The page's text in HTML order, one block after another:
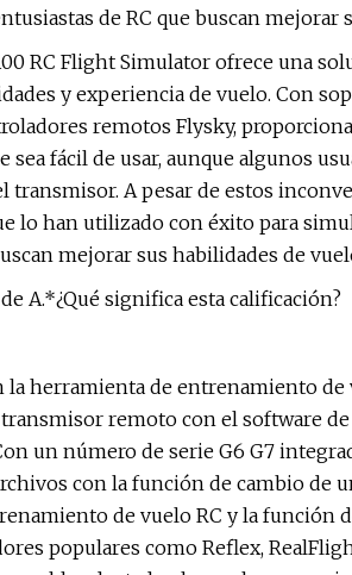
de RC que buscan mejorar
RC Flight Simulator ofrece una
y experiencia de vuelo. Con
remotos Flysky,
sea fácil de usar, aunque algunos
A pesar de estos
lo han utilizado con éxito para
mejorar sus habilidades de
A.*¿Qué significa esta calificación?
herramienta de entrenamiento de
remoto con el software
un número de serie G6 G7
con la función de cambio de
de vuelo RC y la función
populares como Reflex,